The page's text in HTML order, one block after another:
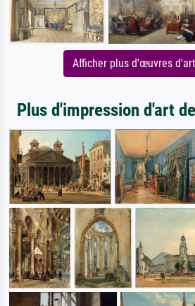
Afficher plus d'œuvres
Plus d'impression d'art